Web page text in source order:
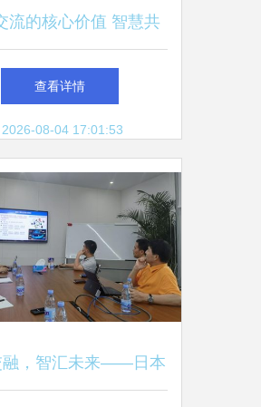
流的核心价值 智慧共
享与企业创新
查看详情
08-04 17:01:53
融，智汇未来——日本